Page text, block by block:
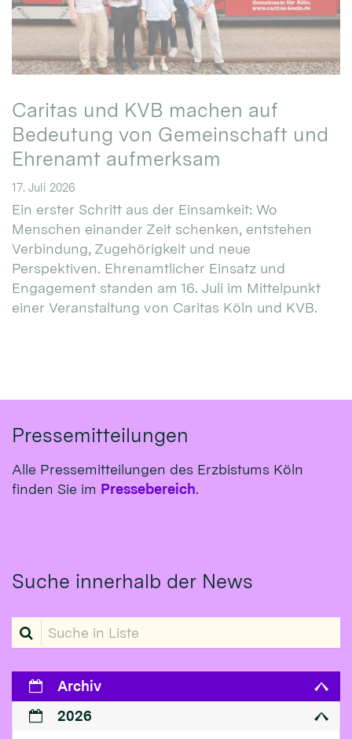
Caritas und KVB machen auf
Bedeutung von Gemeinschaft und
Ehrenamt aufmerksam
17. Juli 2026
Ein erster Schritt aus der Einsamkeit: Wo
Menschen einander Zeit schenken, entstehen
Verbindung, Zugehörigkeit und neue
Perspektiven. Ehrenamtlicher Einsatz und
Engagement standen am 16. Juli im Mittelpunkt
einer Veranstaltung von Caritas Köln und KVB.
Pressemitteilungen
Alle Pressemitteilungen des Erzbistums Köln
finden Sie im Pressebereich.
Suche innerhalb der News
Suche in Liste
Archiv
2026